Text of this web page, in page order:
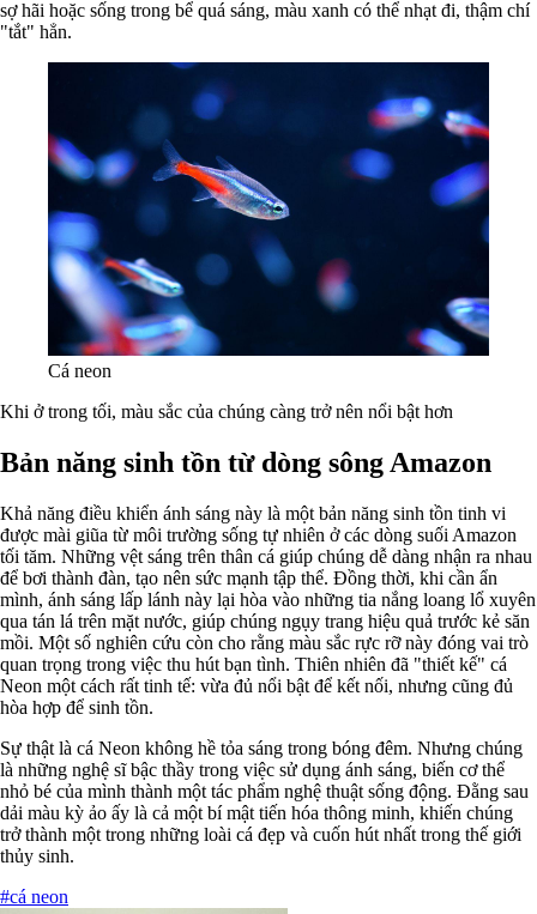
sợ hãi hoặc sống trong bể quá sáng, màu xanh có thể nhạt đi, thậm chí
"tắt" hẳn.
Cá neon
Khi ở trong tối, màu sắc của chúng càng trở nên nổi bật hơn
Bản năng sinh tồn từ dòng sông Amazon
Khả năng điều khiển ánh sáng này là một bản năng sinh tồn tinh vi
được mài giũa từ môi trường sống tự nhiên ở các dòng suối Amazon
tối tăm. Những vệt sáng trên thân cá giúp chúng dễ dàng nhận ra nhau
để bơi thành đàn, tạo nên sức mạnh tập thể. Đồng thời, khi cần ẩn
mình, ánh sáng lấp lánh này lại hòa vào những tia nắng loang lổ xuyên
qua tán lá trên mặt nước, giúp chúng ngụy trang hiệu quả trước kẻ săn
mồi. Một số nghiên cứu còn cho rằng màu sắc rực rỡ này đóng vai trò
quan trọng trong việc thu hút bạn tình. Thiên nhiên đã "thiết kế" cá
Neon một cách rất tinh tế: vừa đủ nổi bật để kết nối, nhưng cũng đủ
hòa hợp để sinh tồn.
Sự thật là cá Neon không hề tỏa sáng trong bóng đêm. Nhưng chúng
là những nghệ sĩ bậc thầy trong việc sử dụng ánh sáng, biến cơ thể
nhỏ bé của mình thành một tác phẩm nghệ thuật sống động. Đằng sau
dải màu kỳ ảo ấy là cả một bí mật tiến hóa thông minh, khiến chúng
trở thành một trong những loài cá đẹp và cuốn hút nhất trong thế giới
thủy sinh.
#cá neon